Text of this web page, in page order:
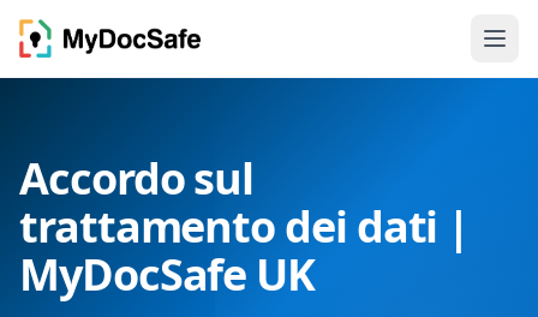
Accordo sul
trattamento dei dati |
MyDocSafe UK